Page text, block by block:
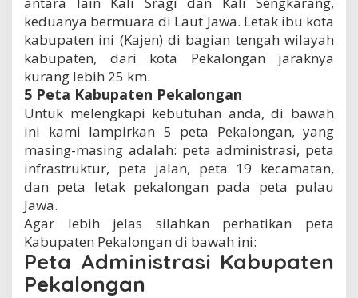
keduanya bermuara di Laut Jawa. Letak ibu kota
kabupaten ini (Kajen) di bagian tengah wilayah
kabupaten, dari kota Pekalongan jaraknya
kurang lebih 25 km.
5 Peta Kabupaten Pekalongan
Untuk melengkapi kebutuhan anda, di bawah
ini kami lampirkan 5 peta Pekalongan, yang
masing-masing adalah: peta administrasi, peta
infrastruktur, peta jalan, peta 19 kecamatan,
dan peta letak pekalongan pada peta pulau
Jawa.
Agar lebih jelas silahkan perhatikan peta
Kabupaten Pekalongan di bawah ini:
Peta Administrasi Kabupaten
Pekalongan